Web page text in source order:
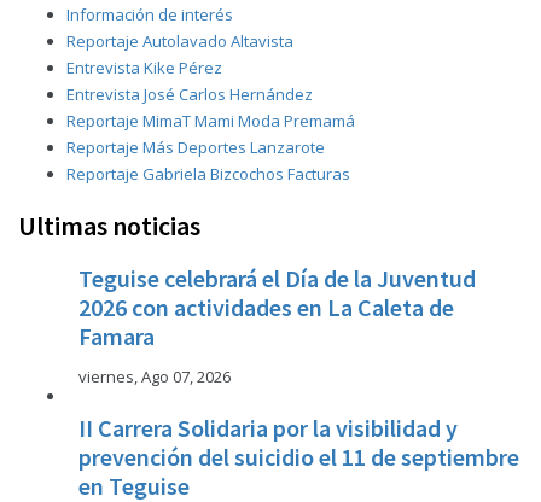
Información de interés
Reportaje Autolavado Altavista
Entrevista Kike Pérez
Entrevista José Carlos Hernández
Reportaje MimaT Mami Moda Premamá
Reportaje Más Deportes Lanzarote
Reportaje Gabriela Bizcochos Facturas
Ultimas noticias
Teguise celebrará el Día de la Juventud
2026 con actividades en La Caleta de
Famara
viernes, Ago 07, 2026
II Carrera Solidaria por la visibilidad y
prevención del suicidio el 11 de septiembre
en Teguise